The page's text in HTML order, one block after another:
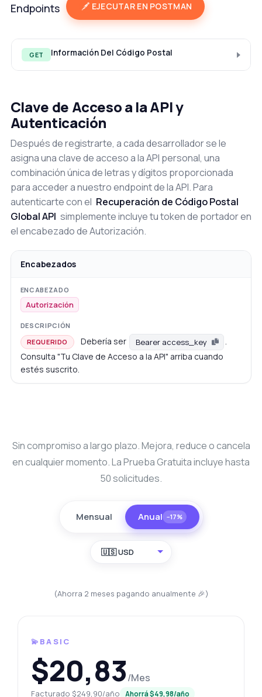
Endpoints EJECUTAR EN POSTMAN
GET Información Del Código Postal
Clave de Acceso a la API y
Autenticación
Después de registrarte, a cada desarrollador se le
asigna una clave de acceso a la API personal, una
combinación única de letras y dígitos proporcionada
para acceder a nuestro endpoint de la API. Para
autenticarte con el Recuperación de Código Postal
Global API simplemente incluye tu token de portador en
el encabezado de Autorización.
Encabezados
Autorización
REQUERIDO Debería ser Bearer access_key
.
Consulta "Tu Clave de Acceso a la API" arriba cuando
estés suscrito.
Sin compromiso a largo plazo. Mejora, reduce o cancela
en cualquier momento. La Prueba Gratuita incluye hasta
50 solicitudes.
Mensual Anual −17%
🇺🇸 USD
(Ahorra 2 meses pagando anualmente 🎉)
💫BASIC
$20,83/Mes
Facturado $249,90/año Ahorrá $49,98/año